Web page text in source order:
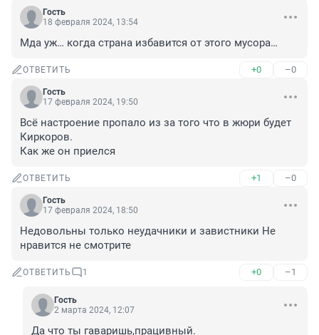
Гость
18 февраля 2024, 13:54
Мда уж… когда страна избавится от этого мусора…
ОТВЕТИТЬ +0 –0
Гость
17 февраля 2024, 19:50
Всё настроение пропало из за того что в жюри будет
Киркоров.
Как же он приелся
ОТВЕТИТЬ +1 –0
Гость
17 февраля 2024, 18:50
Недовольны только неудачники и завистники Не
нравится не смотрите
ОТВЕТИТЬ 1 +0 –1
Гость
2 марта 2024, 12:07
Да что ты гаваришь,працивный.